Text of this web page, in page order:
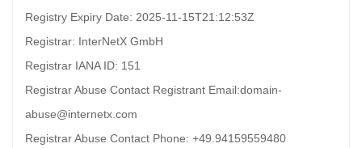
Registry Expiry Date: 2025-11-15T21:12:53Z
Registrar: InterNetX GmbH
Registrar IANA ID: 151
Registrar Abuse Contact Registrant Email:domain-
abuse@internetx.com
Registrar Abuse Contact Phone: +49.94159559480